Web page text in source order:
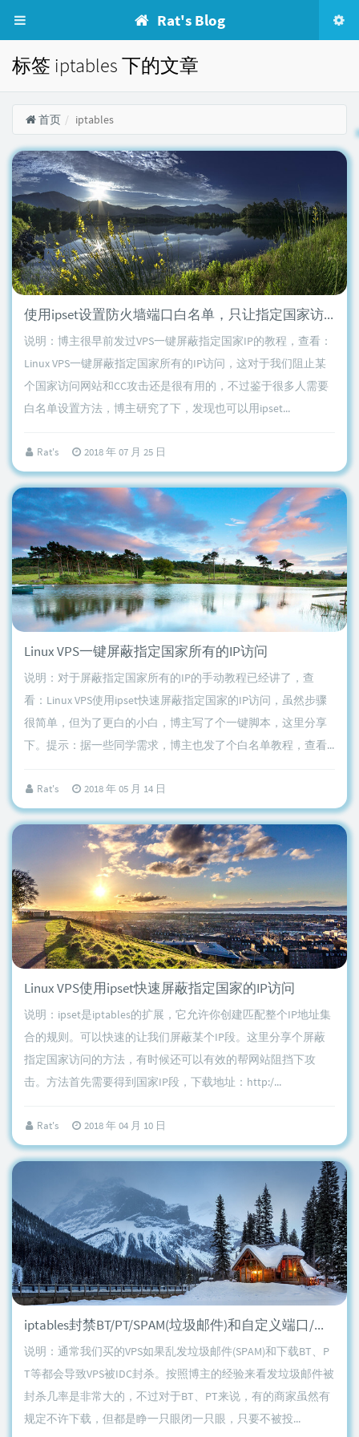
Rat's Blog
标签 iptables 下的文章
首页 iptables
使用ipset设置防火墙端口白名单，只让指定国家访问
说明：博主很早前发过VPS一键屏蔽指定国家IP的教程，查看：
Linux VPS一键屏蔽指定国家所有的IP访问，这对于我们阻止某
个国家访问网站和CC攻击还是很有用的，不过鉴于很多人需要
白名单设置方法，博主研究了下，发现也可以用ipset...
Rat's 2018 年 07 月 25 日
Linux VPS一键屏蔽指定国家所有的IP访问
说明：对于屏蔽指定国家所有的IP的手动教程已经讲了，查
看：Linux VPS使用ipset快速屏蔽指定国家的IP访问，虽然步骤
很简单，但为了更白的小白，博主写了个一键脚本，这里分享
下。提示：据一些同学需求，博主也发了个白名单教程，查看...
Rat's 2018 年 05 月 14 日
Linux VPS使用ipset快速屏蔽指定国家的IP访问
说明：ipset是iptables的扩展，它允许你创建匹配整个IP地址集
合的规则。可以快速的让我们屏蔽某个IP段。这里分享个屏蔽
指定国家访问的方法，有时候还可以有效的帮网站阻挡下攻
击。方法首先需要得到国家IP段，下载地址：http:/...
Rat's 2018 年 04 月 10 日
iptables封禁BT/PT/SPAM(垃圾邮件)和自定义端口/关键词一键脚本
说明：通常我们买的VPS如果乱发垃圾邮件(SPAM)和下载BT、P
T等都会导致VPS被IDC封杀。按照博主的经验来看发垃圾邮件被
封杀几率是非常大的，不过对于BT、PT来说，有的商家虽然有
规定不许下载，但都是睁一只眼闭一只眼，只要不被投...